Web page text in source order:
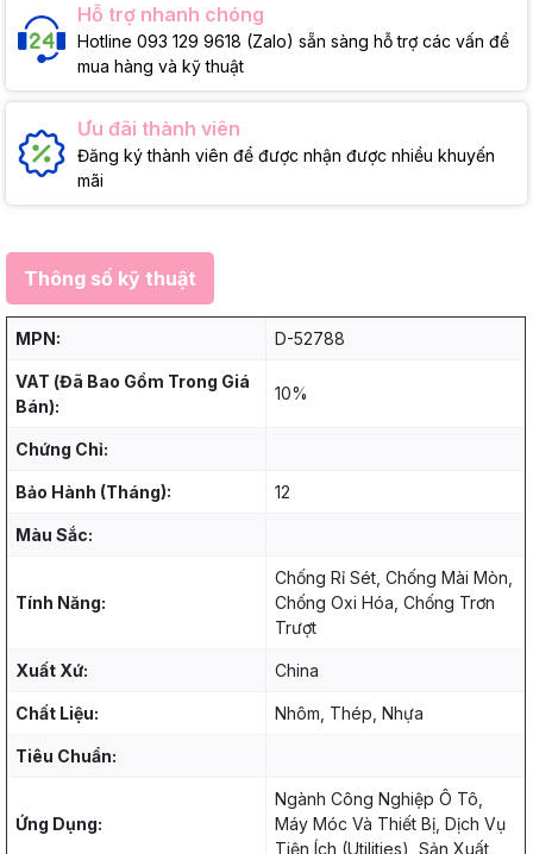
Hỗ trợ nhanh chóng
Hotline 093 129 9618 (Zalo) sẵn sàng hỗ trợ các vấn đề
mua hàng và kỹ thuật
Ưu đãi thành viên
Đăng ký thành viên để được nhận được nhiều khuyến
mãi
Thông số kỹ thuật
MPN: D-52788
VAT (Đã Bao Gồm Trong Giá
Bán):
10%
Chứng Chỉ:
Bảo Hành (Tháng): 12
Màu Sắc:
Tính Năng:
Chống Rỉ Sét, Chống Mài Mòn,
Chống Oxi Hóa, Chống Trơn
Trượt
Xuất Xứ: China
Chất Liệu: Nhôm, Thép, Nhựa
Tiêu Chuẩn:
Ứng Dụng:
Ngành Công Nghiệp Ô Tô,
Máy Móc Và Thiết Bị, Dịch Vụ
Tiện Ích (Utilities), Sản Xuất